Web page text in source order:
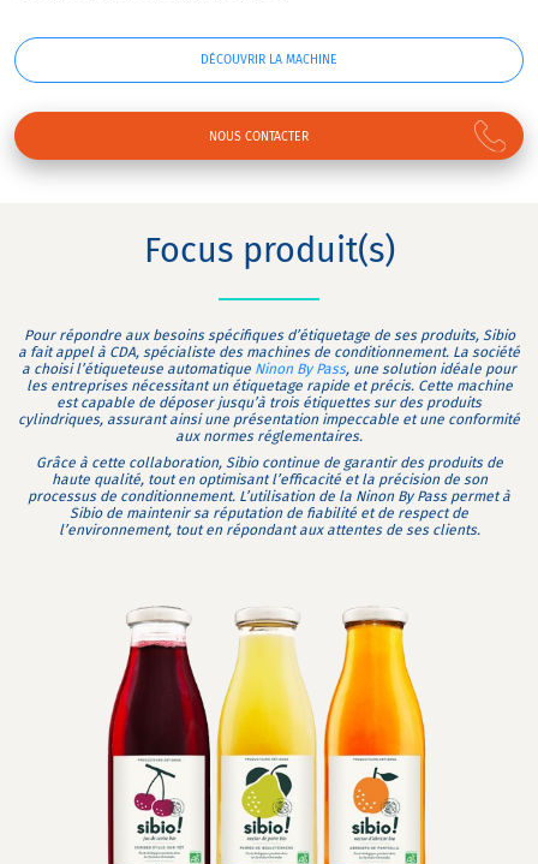
DÉCOUVRIR LA MACHINE
NOUS CONTACTER
Focus produit(s)
Pour répondre aux besoins spécifiques d’étiquetage de ses produits, Sibio
a fait appel à CDA, spécialiste des machines de conditionnement. La société
a choisi l’étiqueteuse automatique Ninon By Pass, une solution idéale pour
les entreprises nécessitant un étiquetage rapide et précis. Cette machine
est capable de déposer jusqu’à trois étiquettes sur des produits
cylindriques, assurant ainsi une présentation impeccable et une conformité
aux normes réglementaires.
Grâce à cette collaboration, Sibio continue de garantir des produits de
haute qualité, tout en optimisant l’efficacité et la précision de son
processus de conditionnement. L’utilisation de la Ninon By Pass permet à
Sibio de maintenir sa réputation de fiabilité et de respect de
l’environnement, tout en répondant aux attentes de ses clients.